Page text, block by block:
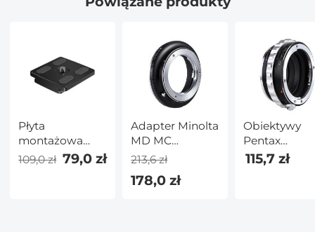
Płyta
montażowa
szybkiego
zwalniania do
109,0 zł 79,0 zł
Adapter Minolta
MD MC
Obiektyw do
Fujifilm GFX
Aparat
213,6 zł
178,0 zł
Obiektywy
Pentax
K/M/A/FA/
adaptera
115,7 zł